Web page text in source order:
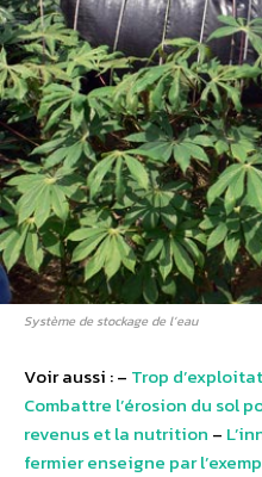
Système de stockage de l’eau
Voir aussi : – Trop
Combattre l’érosion du sol
revenus et la nutrition –
fermier enseigne par